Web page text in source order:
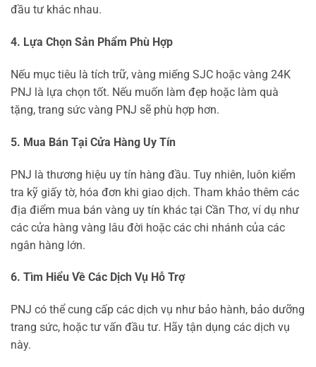
đầu tư khác nhau.
4. Lựa Chọn Sản Phẩm Phù Hợp
Nếu mục tiêu là tích trữ, vàng miếng SJC hoặc vàng 24K
PNJ là lựa chọn tốt. Nếu muốn làm đẹp hoặc làm quà
tặng, trang sức vàng PNJ sẽ phù hợp hơn.
5. Mua Bán Tại Cửa Hàng Uy Tín
PNJ là thương hiệu uy tín hàng đầu. Tuy nhiên, luôn kiểm
tra kỹ giấy tờ, hóa đơn khi giao dịch. Tham khảo thêm các
địa điểm mua bán vàng uy tín khác tại Cần Thơ, ví dụ như
các cửa hàng vàng lâu đời hoặc các chi nhánh của các
ngân hàng lớn.
6. Tìm Hiểu Về Các Dịch Vụ Hỗ Trợ
PNJ có thể cung cấp các dịch vụ như bảo hành, bảo dưỡng
trang sức, hoặc tư vấn đầu tư. Hãy tận dụng các dịch vụ
này.